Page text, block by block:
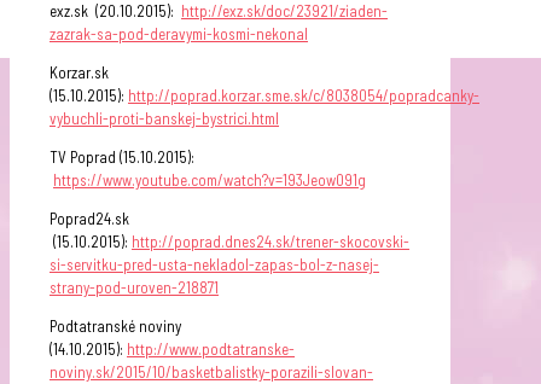
exz.sk (20.10.2015): http://exz.sk/doc/23921/ziaden-
zazrak-sa-pod-deravymi-kosmi-nekonal
Korzar.sk
(15.10.2015): http://poprad.korzar.sme.sk/c/8038054/popradcanky-
vybuchli-proti-banskej-bystrici.html
TV Poprad (15.10.2015):
https://www.youtube.com/watch?v=193Jeow091g
Poprad24.sk
(15.10.2015): http://poprad.dnes24.sk/trener-skocovski-
si-servitku-pred-usta-nekladol-zapas-bol-z-nasej-
strany-pod-uroven-218871
Podtatranské noviny
(14.10.2015): http://www.podtatranske-
noviny.sk/2015/10/basketbalistky-porazili-slovan-